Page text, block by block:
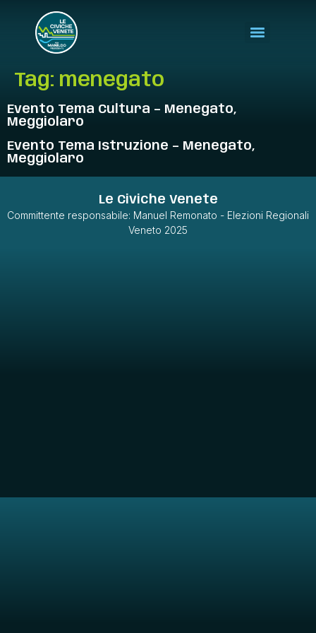
Tag: menegato
Evento Tema Cultura – Menegato,
Meggiolaro
Evento Tema Istruzione – Menegato,
Meggiolaro
Le Civiche Venete
Committente responsabile: Manuel Remonato - Elezioni Regionali
Veneto 2025